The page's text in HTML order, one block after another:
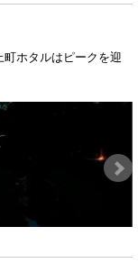
ホタルはピークを迎